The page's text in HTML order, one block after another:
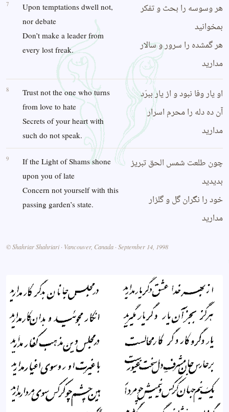
7
Upon temptations dwell not,
nor debate
Don’t make a leader from
every lost freak.
هر وسوسه را بحث و تفکر
بمخوانید
هر گمشده را سرور و سالار
مدارید
8
Trust not the one who turns
from love to hate
Secrets of your heart with
such do not speak.
او یار وفا نبود و از یار ببرّد
آن ده دله را محرم اسرار
مدارید
9
If the Light of Shams shone
upon you of late
Concern not yourself with this
passing garden’s state.
چون طلعت شمس الحق تبریز
بدیدید
خود را نگران گل و گلزار
مدارید
© Shahriar Shahriari · Vancouver, Canada · September 14, 1998